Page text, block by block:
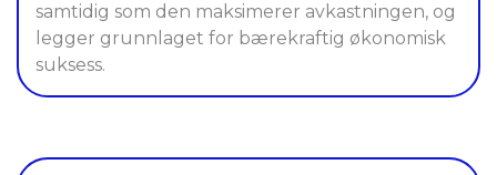
samtidig som den maksimerer avkastningen, og
legger grunnlaget for bærekraftig økonomisk
suksess.